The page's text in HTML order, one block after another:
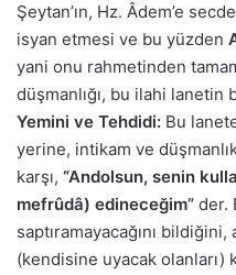
Şeytan’ın, Hz. Âdem’e
isyan etmesi ve bu yüzden
yani onu rahmetinden
düşmanlığı, bu ilahi lanetin
Yemini ve Tehdidi: Bu
yerine, intikam ve
karşı, “Andolsun, senin
mefrûdâ) edineceğim” der.
saptıramayacağını
(kendisine uyacak olanları)